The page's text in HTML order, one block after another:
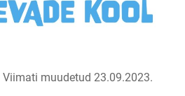
Viimati muudetud 23.09.2023.